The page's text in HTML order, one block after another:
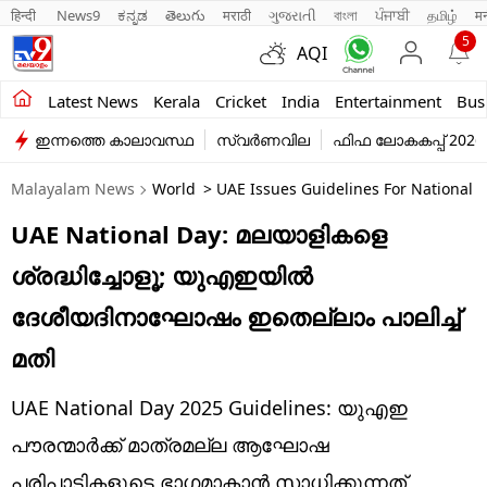
हिन्दी News9 ಕನ್ನಡ తెలుగు मराठी ગુજરાતી বাংলা ਪੰਜਾਬੀ தமிழ்
AQI
5
Latest News Kerala Cricket India Entertainment
Kerala
India
Entertainment
Business
Education
Sports
Lifestyle
world
ഇന്നത്തെ കാലാവസ്ഥ സ്വർണവില ഫിഫ ലോകകപ്പ് 2026
Malayalam News World > UAE Issues Guidelines For National
UAE National Day: മലയാളികളെ
ശ്രദ്ധിച്ചോളൂ; യുഎഇയില്‍
ദേശീയദിനാഘോഷം ഇതെല്ലാം പാലിച്ച്
മതി
UAE National Day 2025 Guidelines: യുഎഇ
പൗരന്മാര്‍ക്ക് മാത്രമല്ല ആഘോഷ
പരിപാടികളുടെ ഭാഗമാകാന്‍ സാധിക്കുന്നത്,